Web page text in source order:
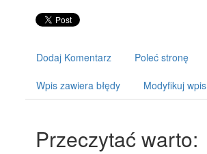
Dodaj Komentarz Poleć stronę
Wpis zawiera błędy Modyfikuj wpis
Przeczytać warto: